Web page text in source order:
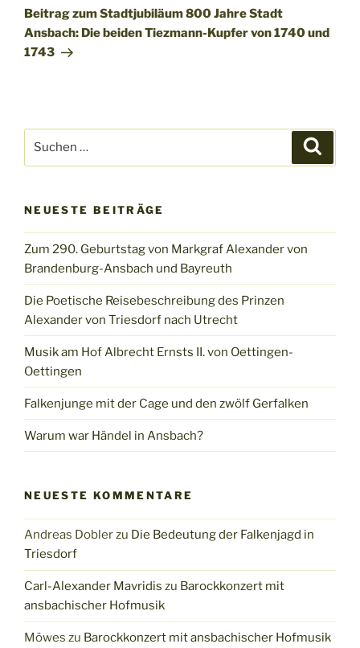
Beitrag
Beitrag zum Stadtjubiläum 800 Jahre Stadt
Ansbach: Die beiden Tiezmann-Kupfer von 1740 und
1743
nach:
NEUESTE BEITRÄGE
Zum 290. Geburtstag von Markgraf Alexander von
Brandenburg-Ansbach und Bayreuth
Die Poetische Reisebeschreibung des Prinzen
Alexander von Triesdorf nach Utrecht
Musik am Hof Albrecht Ernsts II. von Oettingen-
Oettingen
Falkenjunge mit der Cage und den zwölf Gerfalken
Warum war Händel in Ansbach?
NEUESTE KOMMENTARE
Andreas Doblerzu Die Bedeutung der Falkenjagd in
Triesdorf
Carl-Alexander Mavridis zu Barockkonzert mit
ansbachischer Hofmusik
Möwes zu Barockkonzert mit ansbachischer Hofmusik